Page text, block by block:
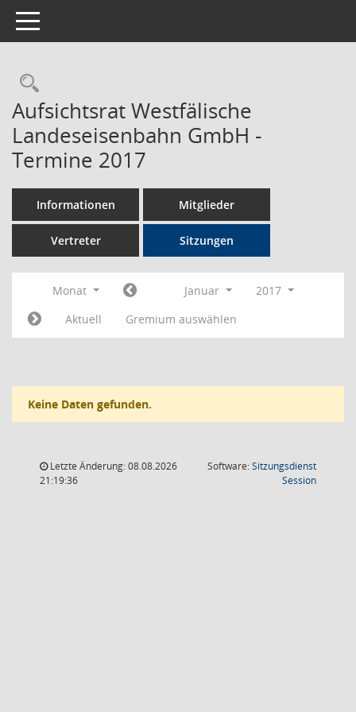
Toggle navigation
Rechercheauswahl
Aufsichtsrat Westfälische
Landeseisenbahn GmbH -
Termine 2017
Informationen Mitglieder
Vertreter Sitzungen
Monat Januar
2017
Aktuell
Gremium auswählen
Keine Daten gefunden.
Letzte Änderung: 08.08.2026
21:19:36
Software:Sitzungsdienst
Session(Wird in